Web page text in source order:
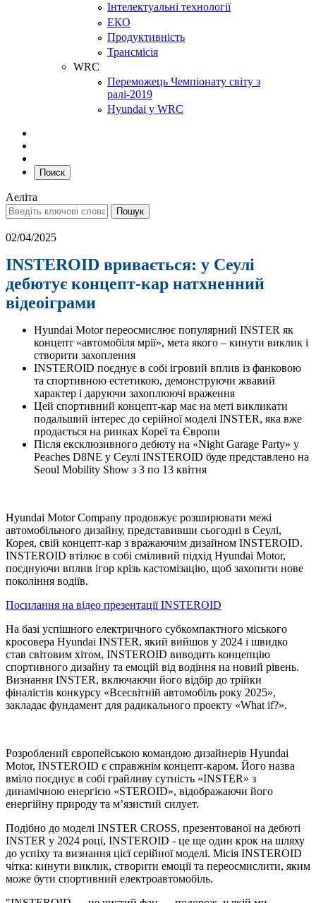
Інтелектуальні технології
ЕКО
Продуктивність
Трансмісія
WRC
Переможець Чемпіонату світу з
ралі-2019
Hyundai у WRC
Поиск
Аеліта
02/04/2025
INSTEROID вривається: у Сеулі
дебютує концепт-кар натхненний
відеоіграми
Hyundai Motor переосмислює популярний INSTER як
концепт «автомобіля мрії», мета якого – кинути виклик і
створити захоплення
INSTEROID поєднує в собі ігровий вплив із фанковою
та спортивною естетикою, демонструючи жвавий
характер і даруючи захоплюючі враження
Цей спортивний концепт-кар має на меті викликати
подальший інтерес до серійної моделі INSTER, яка вже
продається на ринках Кореї та Європи
Після ексклюзивного дебюту на «Night Garage Party» у
Peaches D8NE у Сеулі INSTEROID буде представлено на
Seoul Mobility Show з 3 по 13 квітня
Hyundai Motor Company продовжує розширювати межі
автомобільного дизайну, представивши сьогодні в Сеулі,
Корея, свій концепт-кар з вражаючим дизайном INSTEROID.
INSTEROID втілює в собі сміливий підхід Hyundai Motor,
поєднуючи вплив ігор крізь кастомізацію, щоб захопити нове
покоління водіїв.
Посилання на відео презентації INSTEROID
На базі успішного електричного субкомпактного міського
кросовера Hyundai INSTER, який вийшов у 2024 і швидко
став світовим хітом, INSTEROID виводить концепцію
спортивного дизайну та емоцій від водіння на новий рівень.
Визнання INSTER, включаючи його відбір до трійки
фіналістів конкурсу «Всесвітній автомобіль року 2025»,
закладає фундамент для радикального проекту «What if?».
Розроблений європейською командою дизайнерів Hyundai
Motor, INSTEROID є справжнім концепт-каром. Його назва
вміло поєднує в собі грайливу сутність «INSTER» з
динамічною енергією «STEROID», відображаючи його
енергійну природу та м’язистий силует.
Подібно до моделі INSTER CROSS, презентованої на дебюті
INSTER у 2024 році, INSTEROID - це ще один крок на шляху
до успіху та визнання цієї серійної моделі. Місія INSTEROID
чітка: кинути виклик, створити емоції та переосмислити, яким
може бути спортивний електроавтомобіль.